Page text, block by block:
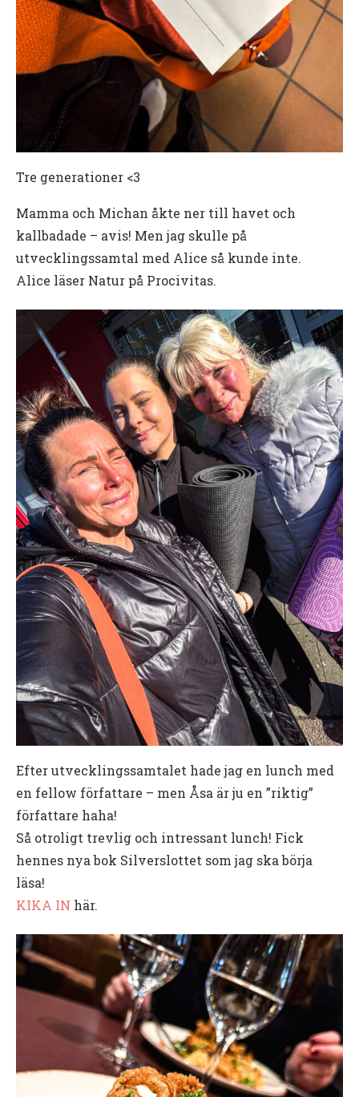
Tre generationer <3
Mamma och Michan åkte ner till havet och
kallbadade – avis! Men jag skulle på
utvecklingssamtal med Alice så kunde inte.
Alice läser Natur på Procivitas.
Efter utvecklingssamtalet hade jag en lunch med
en fellow författare – men Åsa är ju en ”riktig”
författare haha!
Så otroligt trevlig och intressant lunch! Fick
hennes nya bok Silverslottet som jag ska börja
läsa!
KIKA IN här.